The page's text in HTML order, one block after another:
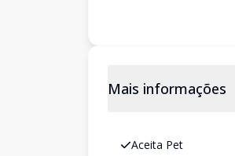
Mais informações
Aceita Pet